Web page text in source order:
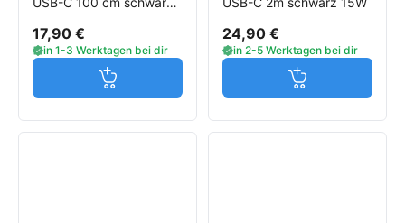
17,90 €
in 1-3 Werktagen bei dir
Jetzt in den Warenkorb
24,90 €
in 2-5 Werktagen bei dir
Jetzt in den